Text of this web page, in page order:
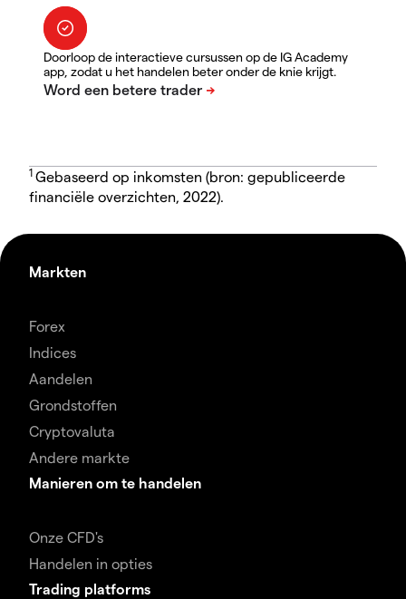
Doorloop de interactieve cursussen op de IG Academy
app, zodat u het handelen beter onder de knie krijgt.
1 Gebaseerd op inkomsten (bron: gepubliceerde
financiële overzichten, 2022).
Markten
Forex
Indices
Aandelen
Grondstoffen
Cryptovaluta
Andere markte
Manieren om te handelen
Onze CFD's
Handelen in opties
Trading platforms